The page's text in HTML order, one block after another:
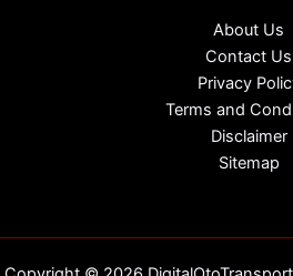
About Us
Contact Us
Privacy
Terms and
Disclaimer
Sitemap